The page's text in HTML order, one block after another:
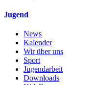
Jugend
News
Kalender
Wir über uns
Sport
Jugendarbeit
Downloads